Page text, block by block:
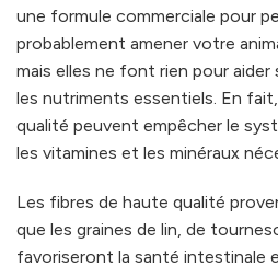
une formule commerciale pour
probablement amener votre
mais elles ne font rien pour
les nutriments essentiels. En
qualité peuvent empêcher le
les vitamines et les minéraux
Les fibres de haute qualité
que les graines de lin, de
favoriseront la santé intestinale